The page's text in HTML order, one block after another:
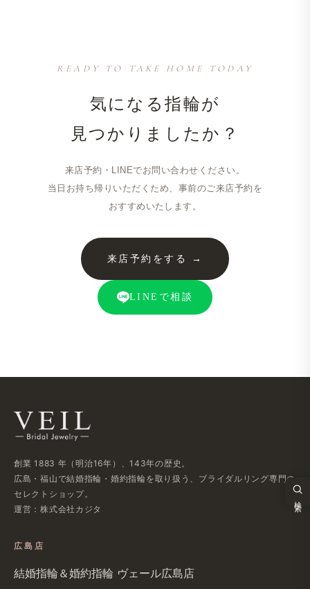
READY TO TAKE HOME TODAY
気に​なる​指輪が​
見つかりましたか？
来店予約・LINEで​お問い​合わせください。
当日​お持ち​帰りいただく​ため、​事前の​ご来店予約を​
おすすめいたします。
来店予約をする →
LINEで​相談
創業 1883 年​（明治16年）、​143年の​歴史。
広島・福山で​結婚指輪・婚約指輪を​取り扱う、​ブライダルリング専門の​
セレクトショップ。
運営：株式会社カジタ
広島店
結婚​指輪＆婚約指輪 ヴェール​広島店